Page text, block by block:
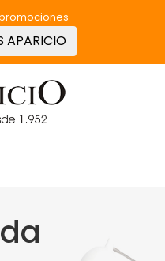
APARICIO